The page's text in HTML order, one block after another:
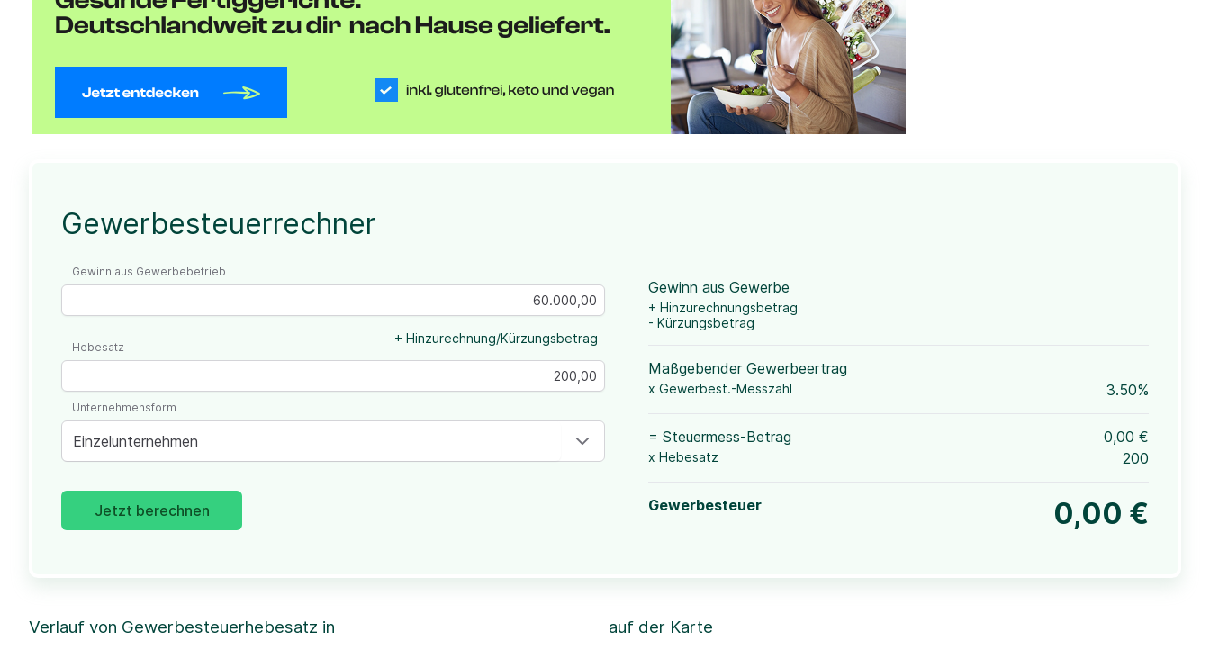
Gewerbesteuerrechner
Gewinn aus Gewerbebetrieb
+ Hinzurechnung/Kürzungsbetrag
Hebesatz
Einzelunternehmen
Unternehmensform
Jetzt berechnen
Gewinn aus Gewerbe
+ Hinzurechnungsbetrag
- Kürzungsbetrag
Maßgebender Gewerbeertrag
x Gewerbest.-Messzahl 3.50%
= Steuermess-Betrag 0,00 €
x Hebesatz 200
Gewerbesteuer 0,00 €
Verlauf von Gewerbesteuerhebesatz in auf der Karte